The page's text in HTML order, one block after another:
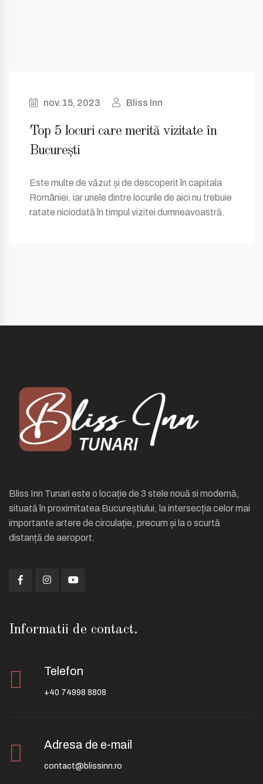
nov. 15, 2023 Bliss Inn
Top 5 locuri care merită vizitate în
București
Este multe de văzut și de descoperit în capitala
României, iar unele dintre locurile de aici nu trebuie
ratate niciodată în timpul vizitei dumneavoastră.
Bliss Inn Tunari este o locație de 3 stele nouă si modernă,
situată în proximitatea Bucureștiului, la intersecția celor mai
importante artere de circulație, precum și la o scurtă
distanță de aeroport.
Informatii de contact.
Telefon
+40 74998 8808
Adresa de e-mail
contact@blissinn.ro